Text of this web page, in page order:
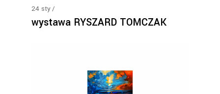
24 sty
wystawa RYSZARD TOMCZAK